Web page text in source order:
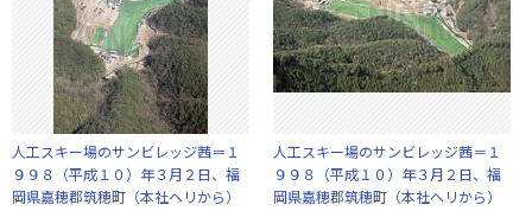
人工スキー場のサンビレッジ茜＝１
９９８（平成１０）年３月２日、福
岡県嘉穂郡筑穂町（本社ヘリから）
人工スキー場のサンビレッジ茜＝１
９９８（平成１０）年３月２日、福
岡県嘉穂郡筑穂町（本社ヘリから）